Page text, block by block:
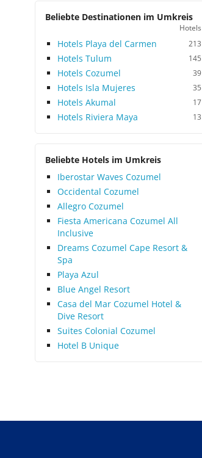
Beliebte Destinationen im Umkreis
Hotels
Hotels Playa del Carmen 213
Hotels Tulum 145
Hotels Cozumel 39
Hotels Isla Mujeres 35
Hotels Akumal 17
Hotels Riviera Maya 13
Beliebte Hotels im Umkreis
Iberostar Waves Cozumel
Occidental Cozumel
Allegro Cozumel
Fiesta Americana Cozumel All
Inclusive
Dreams Cozumel Cape Resort &
Spa
Playa Azul
Blue Angel Resort
Casa del Mar Cozumel Hotel &
Dive Resort
Suites Colonial Cozumel
Hotel B Unique